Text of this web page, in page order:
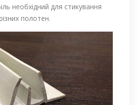
необхідний для стикування
полотен.